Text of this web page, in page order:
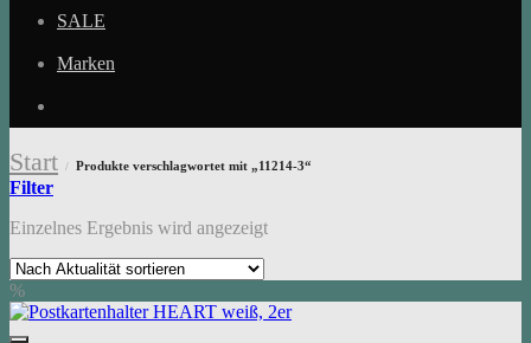
SALE
Marken
Start / Produkte verschlagwortet mit „11214-3“
Filter
Einzelnes Ergebnis wird angezeigt
%